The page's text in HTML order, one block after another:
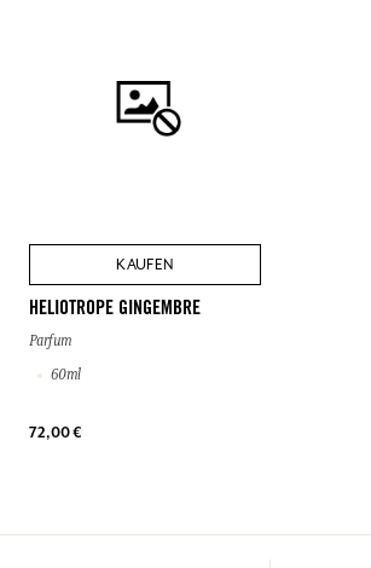
KAUFEN
HELIOTROPE GINGEMBRE
Parfum
60ml
72,00 €